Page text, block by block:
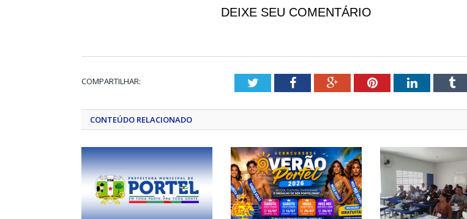
DEIXE SEU COMENTÁRIO
COMPARTILHAR: TwitterFacebookGoogle+PinterestLinkedIn
CONTEÚDO RELACIONADO